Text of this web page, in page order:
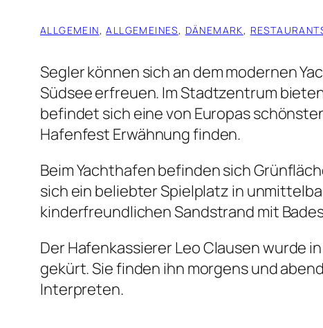
ALLGEMEIN, ALLGEMEINES, DÄNEMARK,
Segler können sich an dem modernen
Südsee erfreuen. Im Stadtzentrum
befindet sich eine von Europas
Hafenfest Erwähnung finden.
Beim Yachthafen befinden sich
sich ein beliebter Spielplatz in
kinderfreundlichen Sandstrand mit
Der Hafenkassierer Leo Clausen wurde
gekürt. Sie finden ihn morgens und
Interpreten.